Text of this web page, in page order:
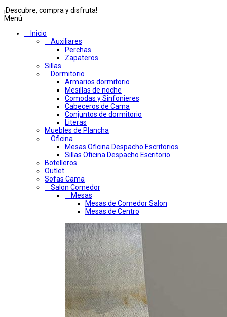
¡Descubre, compra y disfruta!
Menú
Inicio
Auxiliares
Perchas
Zapateros
Sillas
Dormitorio
Armarios dormitorio
Mesillas de noche
Comodas y Sinfonieres
Cabeceros de Cama
Conjuntos de dormitorio
Literas
Muebles de Plancha
Oficina
Mesas Oficina Despacho Escritorios
Sillas Oficina Despacho Escritorio
Botelleros
Outlet
Sofas Cama
Salon Comedor
Mesas
Mesas de Comedor Salon
Mesas de Centro